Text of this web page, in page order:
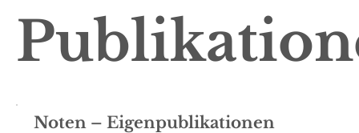
Noten – Eigenpublikationen